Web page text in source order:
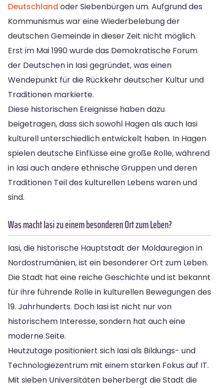
Deutschland oder Siebenbürgen um. Aufgrund des
Kommunismus war eine Wiederbelebung der
deutschen Gemeinde in dieser Zeit nicht möglich.
Erst im Mai 1990 wurde das Demokratische Forum
der Deutschen in Iasi gegründet, was einen
Wendepunkt für die Rückkehr deutscher Kultur und
Traditionen markierte.
Diese historischen Ereignisse haben dazu
beigetragen, dass sich sowohl Hagen als auch Iasi
kulturell unterschiedlich entwickelt haben. In Hagen
spielen deutsche Einflüsse eine große Rolle, während
in Iasi auch andere ethnische Gruppen und deren
Traditionen Teil des kulturellen Lebens waren und
sind.
Was macht Iasi zu einem besonderen Ort zum Leben?
Iasi, die historische Hauptstadt der Moldauregion in
Nordostrumänien, ist ein besonderer Ort zum Leben.
Die Stadt hat eine reiche Geschichte und ist bekannt
für ihre führende Rolle in kulturellen Bewegungen des
19. Jahrhunderts. Doch Iasi ist nicht nur von
historischem Interesse, sondern hat auch eine
moderne Seite.
Heutzutage positioniert sich Iasi als Bildungs- und
Technologiezentrum mit einem starken Fokus auf IT.
Mit sieben Universitäten beherbergt die Stadt die